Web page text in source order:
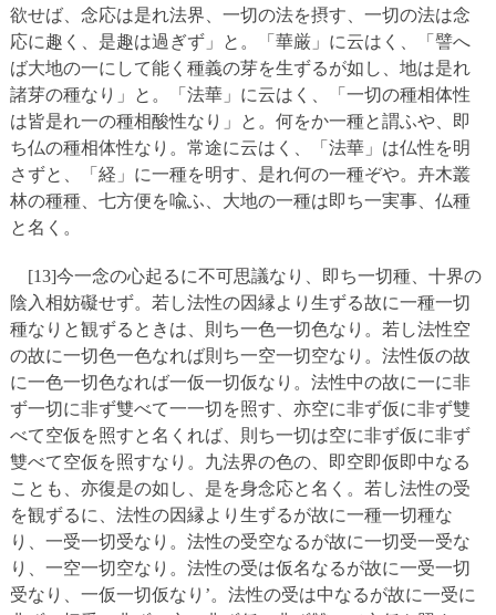
欲せば、念応は是れ法界、一切の法を摂す、一切の法は念
応に趣く、是趣は過ぎず」と。「華厳」に云はく、「譬へ
ば大地の一にして能く種義の芽を生ずるが如し、地は是れ
諸芽の種なり」と。「法華」に云はく、「一切の種相体性
は皆是れ一の種相酸性なり」と。何をか一種と謂ふや、即
ち仏の種相体性なり。常途に云はく、「法華」は仏性を明
さずと、「経」に一種を明す、是れ何の一種ぞや。卉木叢
林の種種、七方便を喩ふ、大地の一種は即ち一実事、仏種
と名く。
[13]今一念の心起るに不可思議なり、即ち一切種、十界の
陰入相妨礙せず。若し法性の因縁より生ずる故に一種一切
種なりと観ずるときは、則ち一色一切色なり。若し法性空
の故に一切色一色なれば則ち一空一切空なり。法性仮の故
に一色一切色なれば一仮一切仮なり。法性中の故に一に非
ず一切に非ず雙べて一一切を照す、亦空に非ず仮に非ず雙
べて空仮を照すと名くれば、則ち一切は空に非ず仮に非ず
雙べて空仮を照すなり。九法界の色の、即空即仮即中なる
ことも、亦復是の如し、是を身念応と名く。若し法性の受
を観ずるに、法性の因縁より生ずるが故に一種一切種な
り、一受一切受なり。法性の受空なるが故に一切受一受な
り、一空一切空なり。法性の受は仮名なるが故に一受一切
受なり、一仮一切仮なり’。法性の受は中なるが故に一受に